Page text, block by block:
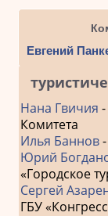
Евгений
Нана Гвичия
Комитета
Илья Баннов-
Юрий
«Городское
Сергей
ГБУ